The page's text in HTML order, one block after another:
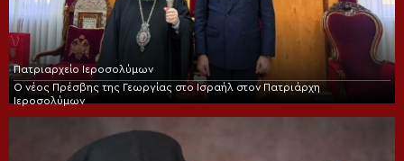
Πατριαρχείο Ιεροσολύμων
Ο νέος Πρέσβης της Γεωργίας στο Ισραήλ στον Πατριάρχη
Ιεροσολύμων